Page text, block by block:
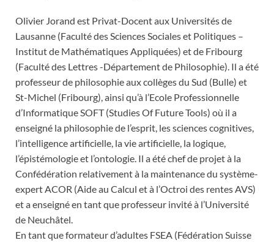
Olivier Jorand est Privat-Docent aux Universités de
Lausanne (Faculté des Sciences Sociales et Politiques –
Institut de Mathématiques Appliquées) et de Fribourg
(Faculté des Lettres -Département de Philosophie). Il a été
professeur de philosophie aux collèges du Sud (Bulle) et
St-Michel (Fribourg), ainsi qu’à l’Ecole Professionnelle
d’Informatique SOFT (Studies Of Future Tools) où il a
enseigné la philosophie de l’esprit, les sciences cognitives,
l’intelligence artificielle, la vie artificielle, la logique,
l’épistémologie et l’ontologie. Il a été chef de projet à la
Confédération relativement à la maintenance du système-
expert ACOR (Aide au Calcul et à l’Octroi des rentes AVS)
et a enseigné en tant que professeur invité à l’Université
de Neuchâtel.
En tant que formateur d’adultes FSEA (Fédération Suisse